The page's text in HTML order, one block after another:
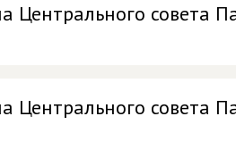
Центрального совета
Центрального совета